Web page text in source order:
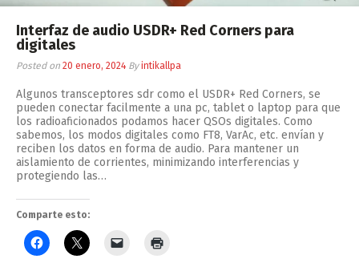
Interfaz de audio USDR+ Red Corners para
digitales
Posted on 20 enero, 2024 Byintikallpa
Algunos transceptores sdr como el USDR+ Red Corners, se
pueden conectar facilmente a una pc, tablet o laptop para que
los radioaficionados podamos hacer QSOs digitales. Como
sabemos, los modos digitales como FT8, VarAc, etc. envían y
reciben los datos en forma de audio. Para mantener un
aislamiento de corrientes, minimizando interferencias y
protegiendo las…
Comparte esto: